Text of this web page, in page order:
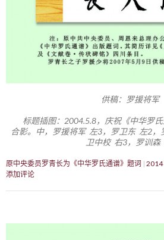
供稿：罗援将
标题插图：2004.5.8，庆祝《中华罗
合影。中，罗援将军 左3，罗卫东 左2
卫中校 右3，罗训
原中央委员罗青长为《中华罗氏通谱》题词 2014
添加评论